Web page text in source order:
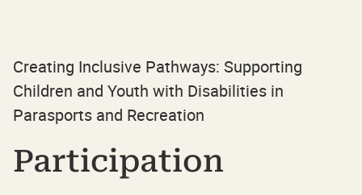
Creating Inclusive Pathways: Supporting
Children and Youth with Disabilities in
Parasports and Recreation
Participation